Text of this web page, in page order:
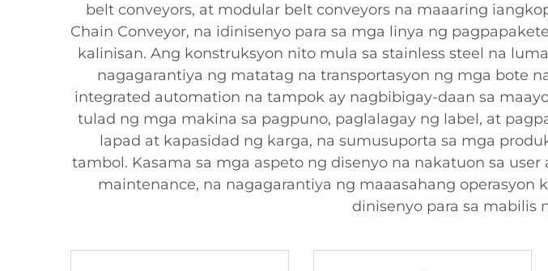
belt conveyors, at modular belt conveyors na maaaring
Chain Conveyor, na idinisenyo para sa mga linya ng
kalinisan. Ang konstruksyon nito mula sa stainless steel na
nagagarantiya ng matatag na transportasyon ng mga bote
integrated automation na tampok ay nagbibigay-daan sa
tulad ng mga makina sa pagpuno, paglalagay ng label, at
lapad at kapasidad ng karga, na sumusuporta sa mga
tambol. Kasama sa mga aspeto ng disenyo na nakatuon sa
maintenance, na nagagarantiya ng maaasahang
dinisenyo para sa mabilis